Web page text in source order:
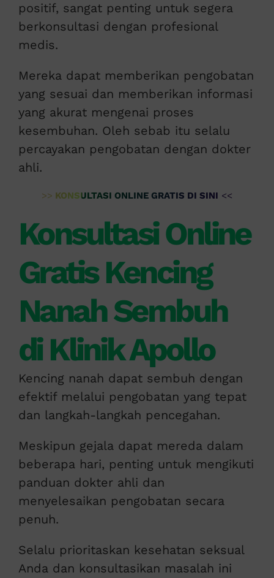
positif, sangat penting untuk segera
berkonsultasi dengan profesional
medis.
Mereka dapat memberikan pengobatan
yang sesuai dan memberikan informasi
yang akurat mengenai proses
kesembuhan. Oleh sebab itu selalu
percayakan pengobatan dengan dokter
ahli.
>> KONSULTASI ONLINE GRATIS DI SINI <<
Konsultasi Online
Gratis Kencing
Nanah Sembuh
di Klinik Apollo
Kencing nanah dapat sembuh dengan
efektif melalui pengobatan yang tepat
dan langkah-langkah pencegahan.
Meskipun gejala dapat mereda dalam
beberapa hari, penting untuk mengikuti
panduan dokter ahli dan
menyelesaikan pengobatan secara
penuh.
Selalu prioritaskan kesehatan seksual
Anda dan konsultasikan masalah ini